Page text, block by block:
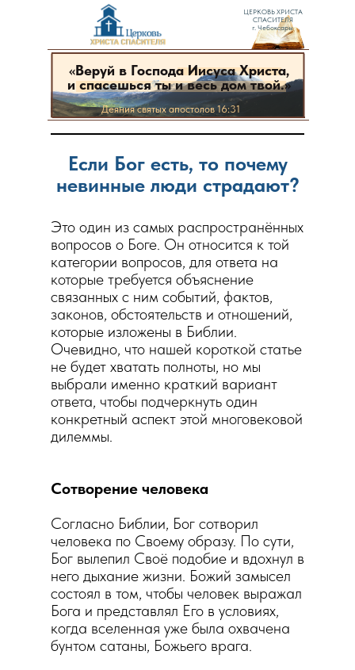
ЦЕРКОВЬ ХРИСТА
СПАСИТЕЛЯ
г. Чебоксары
Деяния святых апостолов 16:31
«Веруй в Господа Иисуса Христа,
и спасешься ты и весь дом твой.»
Это один из самых распространённых
вопросов о Боге. Он относится к той
категории вопросов, для ответа на
которые требуется объяснение
связанных с ним событий, фактов,
законов, обстоятельств и отношений,
которые изложены в Библии.
Очевидно, что нашей короткой статье
не будет хватать полноты, но мы
выбрали именно краткий вариант
ответа, чтобы подчеркнуть один
конкретный аспект этой многовековой
дилеммы.
Сотворение человека
Согласно Библии, Бог сотворил
человека по Своему образу. По сути,
Бог вылепил Своё подобие и вдохнул в
него дыхание жизни. Божий замысел
состоял в том, чтобы человек выражал
Бога и представлял Его в условиях,
когда вселенная уже была охвачена
бунтом сатаны, Божьего врага.
Если Бог есть, то почему
невинные люди страдают?